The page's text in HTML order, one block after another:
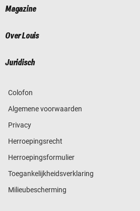
Magazine
Over Louis
Juridisch
Colofon
Algemene voorwaarden
Privacy
Herroepingsrecht
Herroepingsformulier
Toegankelijkheidsverklaring
Milieubescherming